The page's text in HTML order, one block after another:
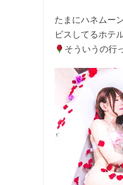
たまにハネムー
ビスしてるホテ
そういうの行